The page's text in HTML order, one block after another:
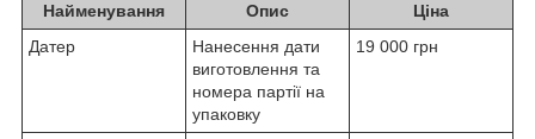
Найменування Опис
Ціна
Датер
Нанесення дати
виготовлення та
номера партії на
упаковку
19 000 грн